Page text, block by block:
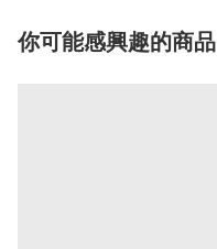
你可能感興趣的商品